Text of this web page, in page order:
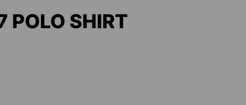
POLO SHIRT